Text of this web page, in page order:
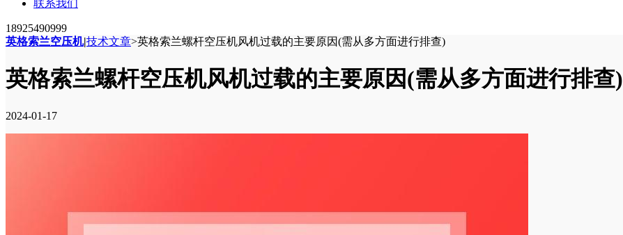
联系我们
18925490999
英格索兰空压机|技术文章>英格索兰螺杆空压机风机过载的主要原因(需从多方面进行排查)
英格索兰螺杆空压机风机过载的主要原因(需从多方面进行排查)
2024-01-17